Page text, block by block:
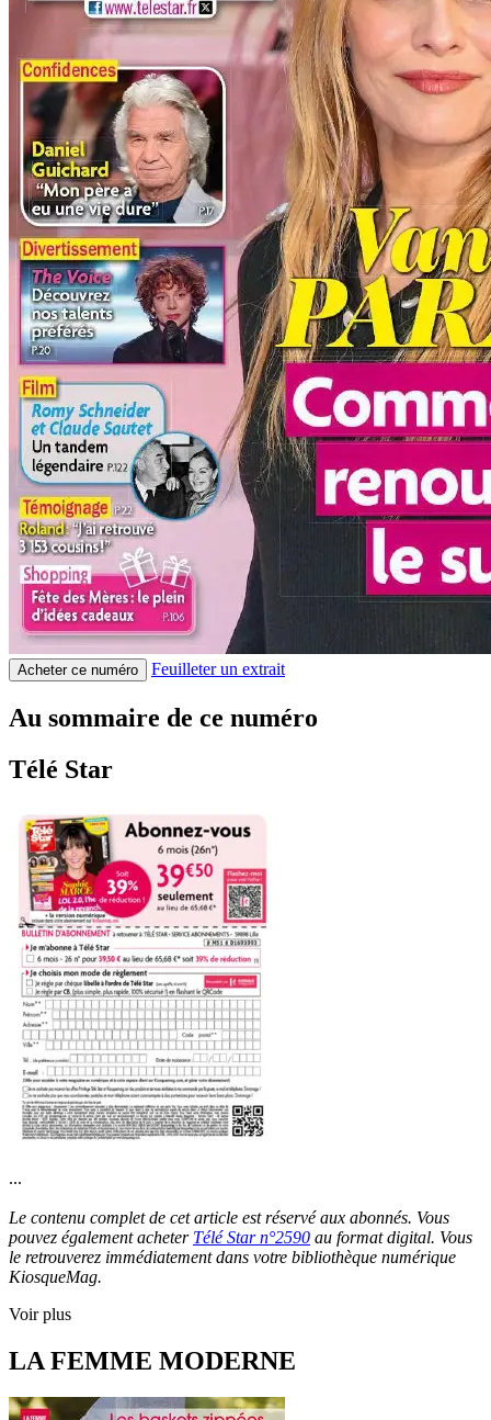
Acheter ce numéro Feuilleter un extrait
Au sommaire de ce numéro
Télé Star
...
Le contenu complet de cet article est réservé aux abonnés. Vous
pouvez également acheter Télé Star n°2590 au format digital. Vous
le retrouverez immédiatement dans votre bibliothèque numérique
KiosqueMag.
Voir plus
LA FEMME MODERNE